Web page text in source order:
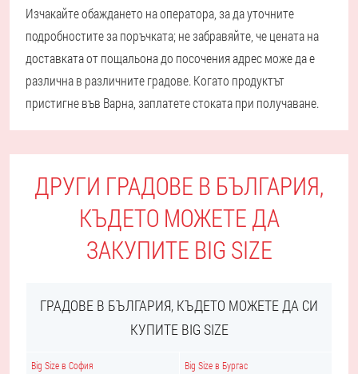
Изчакайте обаждането на оператора, за да уточните
подробностите за поръчката; не забравяйте, че цената на
доставката от пощальона до посочения адрес може да е
различна в различните градове. Когато продуктът
пристигне във Варна, заплатете стоката при получаване.
ДРУГИ ГРАДОВЕ В БЪЛГАРИЯ,
КЪДЕТО МОЖЕТЕ ДА
ЗАКУПИТЕ BIG SIZE
ГРАДОВЕ В БЪЛГАРИЯ, КЪДЕТО МОЖЕТЕ ДА СИ
КУПИТЕ BIG SIZE
Big Size в София Big Size в Бургас